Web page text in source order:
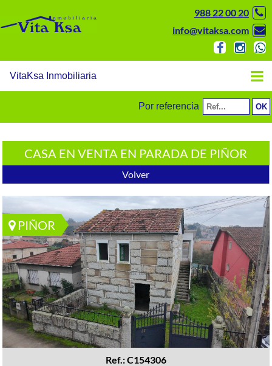
988 22 00 20
info@vitaksa.com
VitaKsa Inmobiliaria
Por referencia
CASA EN VENTA EN PARADA DE PIÑOR
Volver
PIÑOR
Ref.: C154306